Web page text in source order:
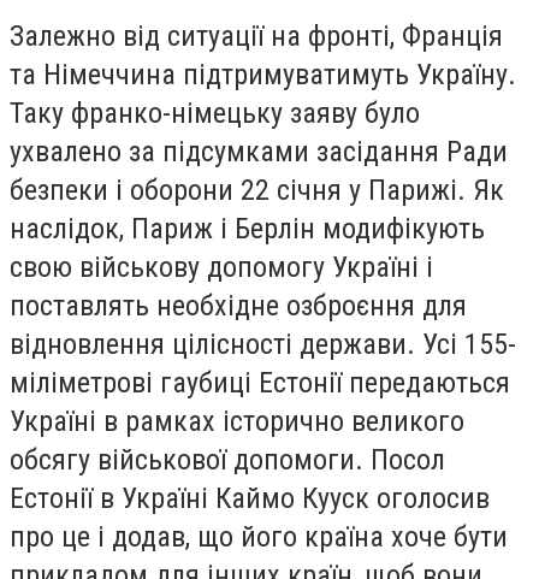
Залежно від ситуації на фронті, Франція
та Німеччина підтримуватимуть Україну.
Таку франко-німецьку заяву було
ухвалено за підсумками засідання Ради
безпеки і оборони 22 січня у Парижі. Як
наслідок, Париж і Берлін модифікують
свою військову допомогу Україні і
поставлять необхідне озброєння для
відновлення цілісності держави. Усі 155-
міліметрові гаубиці Естонії передаються
Україні в рамках історично великого
обсягу військової допомоги. Посол
Естонії в Україні Каймо Кууск оголосив
про це і додав, що його країна хоче бути